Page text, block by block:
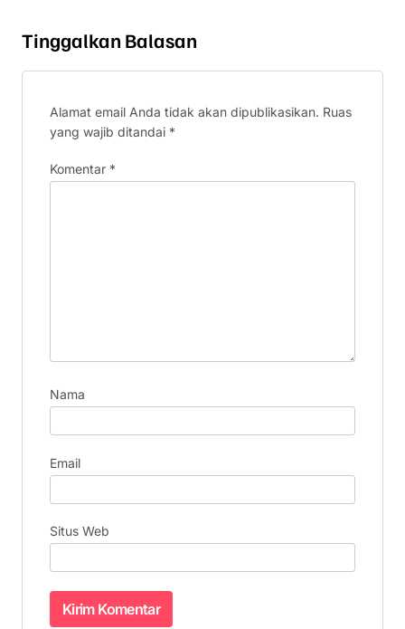
Tinggalkan Balasan
Alamat email Anda tidak akan dipublikasikan. Ruas
yang wajib ditandai *
Komentar *
Nama
Email
Situs Web